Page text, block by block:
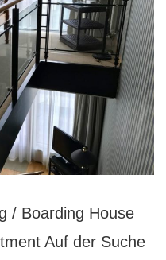
/ Boarding House
Auf der Suche